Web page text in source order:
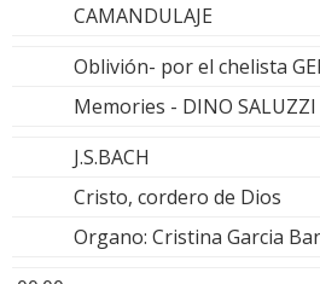
CAMANDULAJE
Oblivión- por el chelista
Memories - DINO SALUZZI
J.S.BACH
Cristo, cordero de Dios
Organo: Cristina Garcia